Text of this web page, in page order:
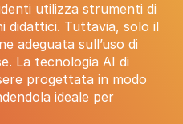
utilizza strumenti di
didattici. Tuttavia, solo il
adeguata sull’uso di
La tecnologia AI di
progettata in modo
ideale per